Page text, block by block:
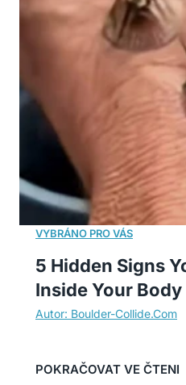
5 Hidden Signs
Inside Your Body